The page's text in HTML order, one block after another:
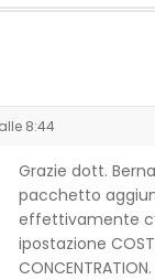
8:44
Grazie dott.
pacchetto
effettivamente
ipostazione